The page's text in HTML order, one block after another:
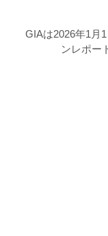
GIAは2026年1月
ンレポー